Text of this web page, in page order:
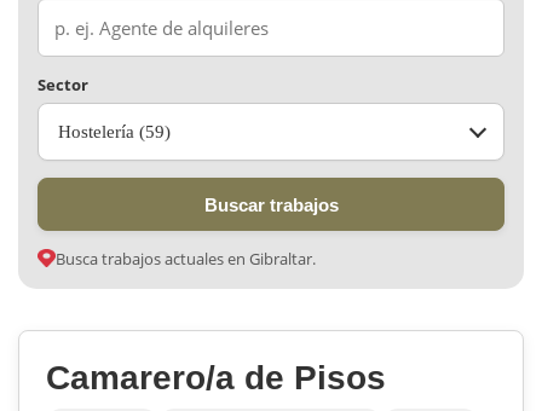
Sector
Hostelería (59)
Buscar trabajos
Busca trabajos actuales en Gibraltar.
Camarero/a de Pisos